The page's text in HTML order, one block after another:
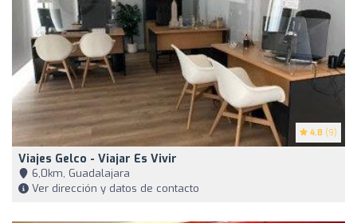
4.8 (9)
Viajes Gelco - Viajar Es Vivir
6,0km, Guadalajara
Ver dirección y datos de contacto